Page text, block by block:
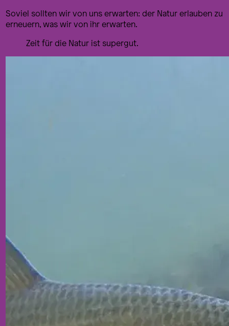
Soviel sollten wir von uns erwarten: der Natur erlauben zu
erneuern, was wir von ihr erwarten.
Zeit für die Natur ist supergut.